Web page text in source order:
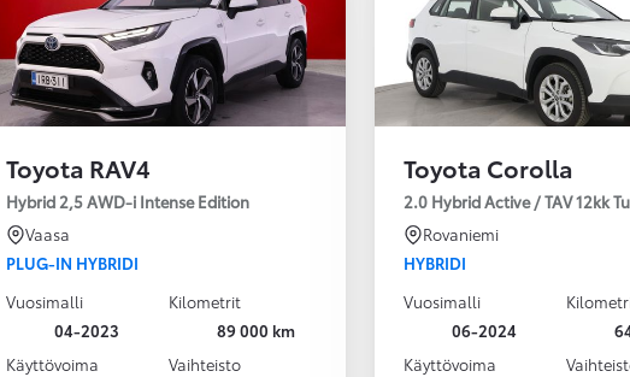
Toyota RAV4
Hybrid 2,5 AWD-i Intense Edition
Vaasa
PLUG-IN HYBRIDI
Vuosimalli
04-2023
Kilometrit
89 000 km
Käyttövoima
Vaihteisto
Toyota Corolla
2.0 Hybrid Active / TAV 12kk
Rovaniemi
HYBRIDI
Vuosimalli
06-2024
Käyttövoima